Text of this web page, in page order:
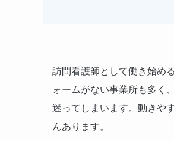
訪問看護師として働き始め
ォームがない事業所も多く
迷ってしまいます。動きや
んあります。